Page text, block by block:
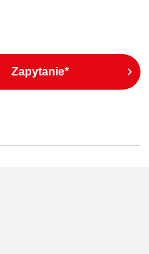
Zapytanie*